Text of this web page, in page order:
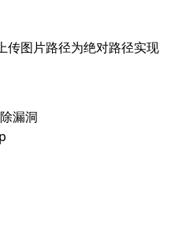
图片路径为绝对路径实现
漏洞